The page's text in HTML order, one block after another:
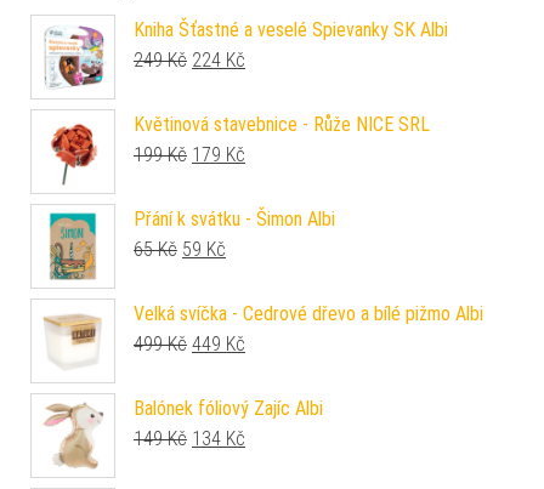
Kniha Šťastné a veselé Spievanky SK Albi
249Kč Původní cena byla: 249 Kč.
224 Kč
Květinová stavebnice - Růže NICE SRL
199Kč Původní cena byla: 199 Kč.
179 Kč
Přání k svátku - Šimon Albi
65Kč Původní cena byla: 65 Kč.
59 Kč
Velká svíčka - Cedrové dřevo a bílé pižmo Albi
499Kč Původní cena byla: 499 Kč.
449 Kč
Balónek fóliový Zajíc Albi
149Kč Původní cena byla: 149 Kč.
134 Kč